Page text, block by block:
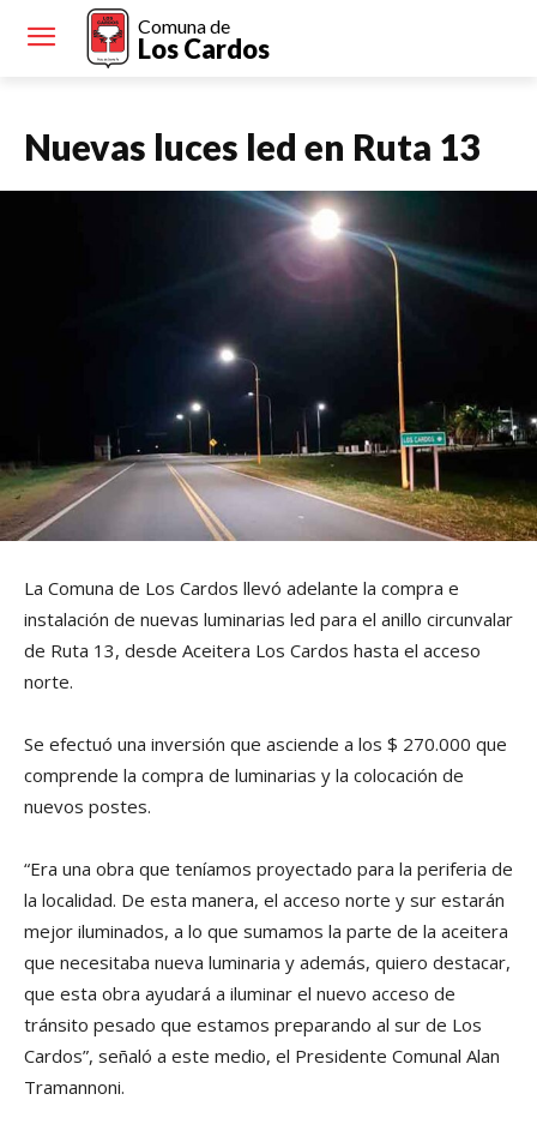
Comuna de
Los Cardos
Nuevas luces led en Ruta 13
La Comuna de Los Cardos llevó adelante la compra e
instalación de nuevas luminarias led para el anillo circunvalar
de Ruta 13, desde Aceitera Los Cardos hasta el acceso
norte.
Se efectuó una inversión que asciende a los $ 270.000 que
comprende la compra de luminarias y la colocación de
nuevos postes.
“Era una obra que teníamos proyectado para la periferia de
la localidad. De esta manera, el acceso norte y sur estarán
mejor iluminados, a lo que sumamos la parte de la aceitera
que necesitaba nueva luminaria y además, quiero destacar,
que esta obra ayudará a iluminar el nuevo acceso de
tránsito pesado que estamos preparando al sur de Los
Cardos”, señaló a este medio, el Presidente Comunal Alan
Tramannoni.